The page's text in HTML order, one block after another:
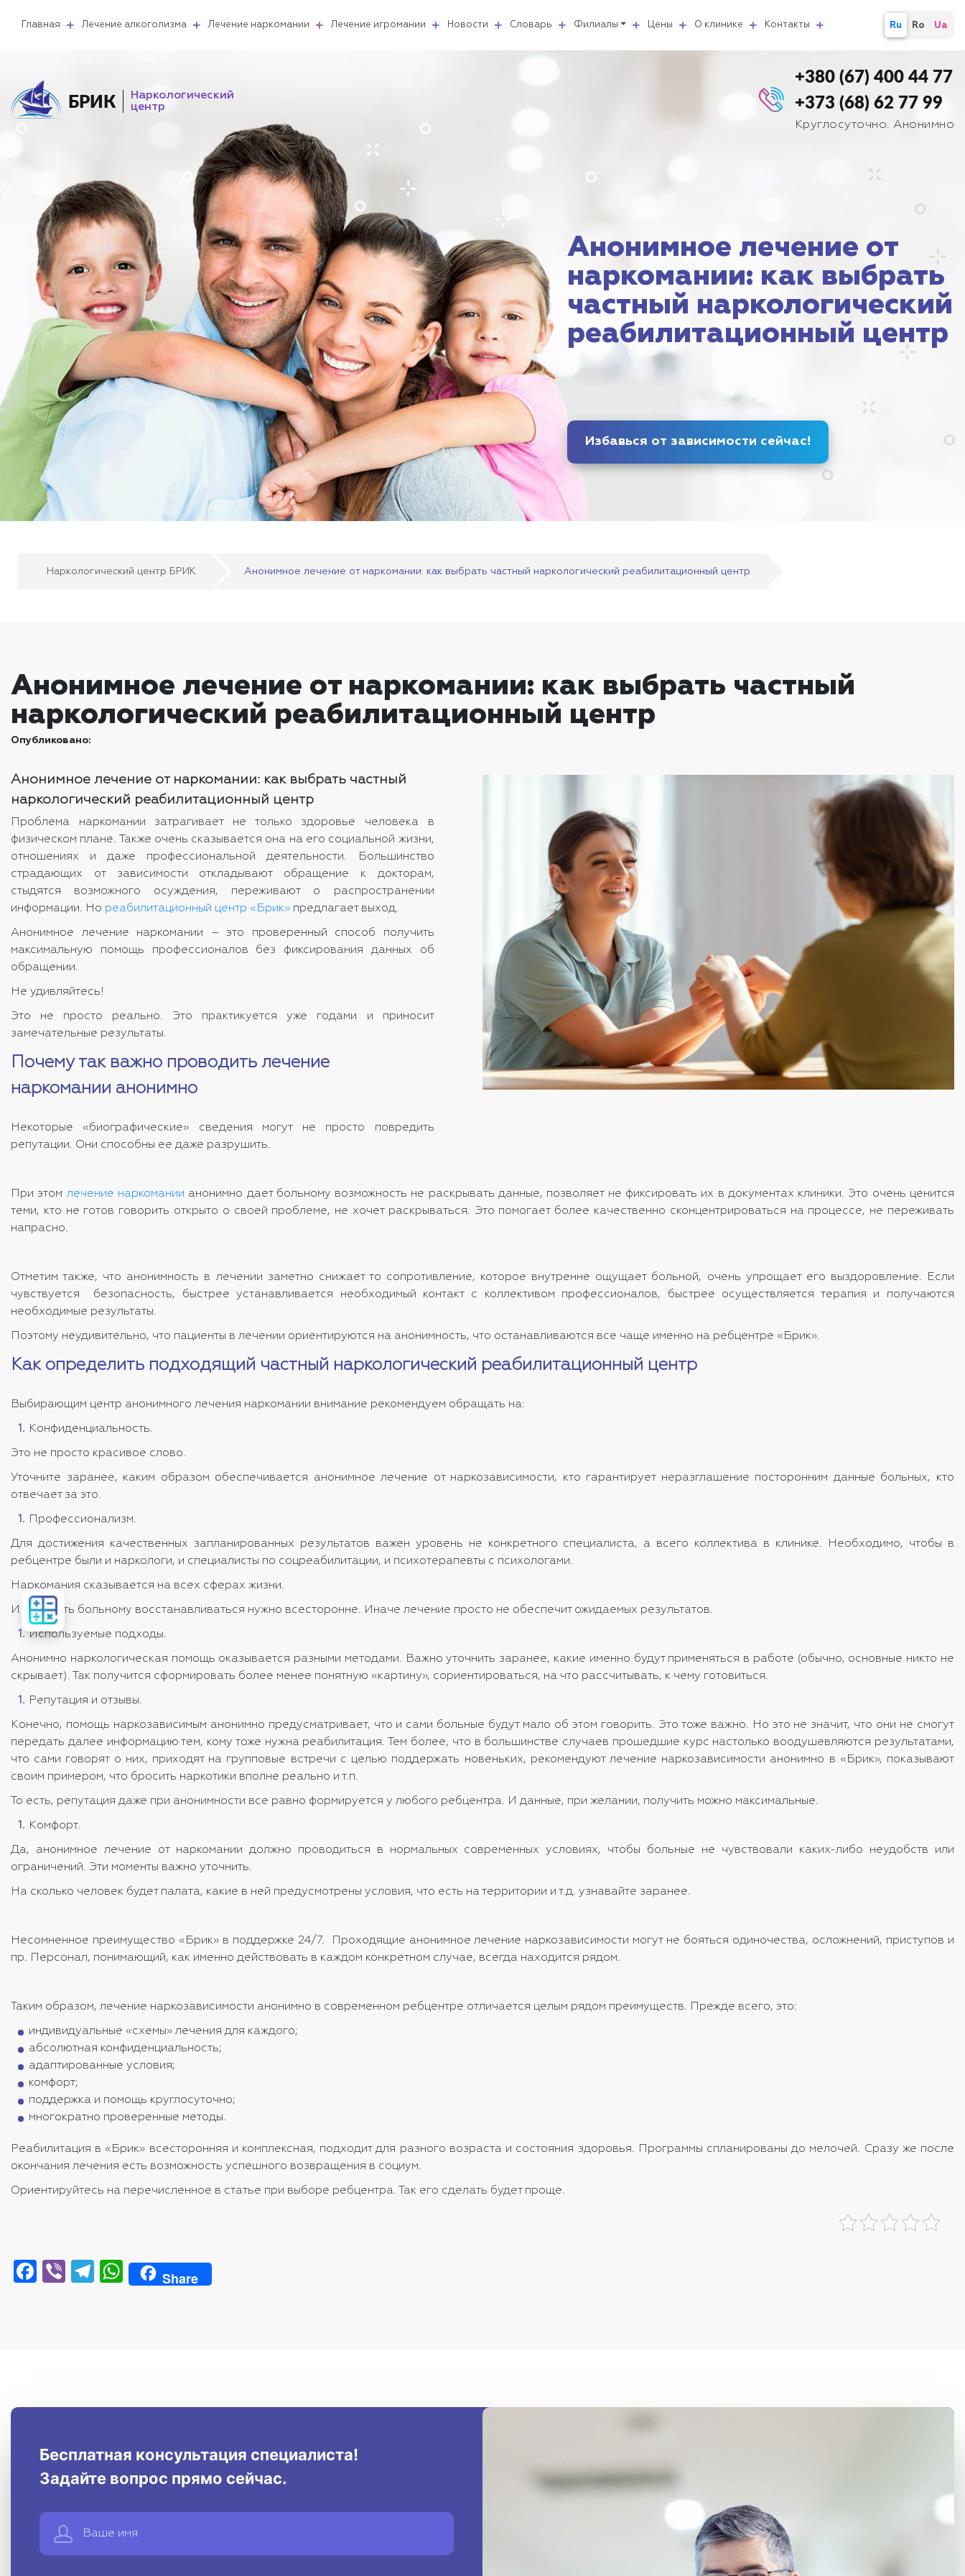
Главная Лечение алкоголизма Лечение наркомании Лечение игромании Новости Словарь Филиалы Цены О клинике Контакты Ru Ro Ua
БРИК
Наркологический
центр
+380 (67) 400 44 77
+373 (68) 62 77 99
Круглосуточно. Анонимно
Анонимное лечение от
наркомании: как выбрать
частный наркологический
реабилитационный центр
Избавься от зависимости сейчас!
Наркологический центр БРИК Анонимное лечение от наркомании: как выбрать частный наркологический реабилитационный центр
Анонимное лечение от наркомании: как выбрать частный
наркологический реабилитационный центр
Опубликовано:
Анонимное лечение от наркомании: как выбрать частный
наркологический реабилитационный центр
Проблема наркомании затрагивает не только здоровье человека в
физическом плане. Также очень сказывается она на его социальной жизни,
отношениях и даже профессиональной деятельности. Большинство
страдающих от зависимости откладывают обращение к докторам,
стыдятся возможного осуждения, переживают о распространении
информации. Но реабилитационный центр «Брик» предлагает выход.
Анонимное лечение наркомании – это проверенный способ получить
максимальную помощь профессионалов без фиксирования данных об
обращении.
Не удивляйтесь!
Это не просто реально. Это практикуется уже годами и приносит
замечательные результаты.
Почему так важно проводить лечение
наркомании анонимно
Некоторые «биографические» сведения могут не просто повредить
репутации. Они способны ее даже разрушить.
При этом лечение наркомании анонимно дает больному возможность не раскрывать данные, позволяет не фиксировать их в документах клиники. Это очень ценится
теми, кто не готов говорить открыто о своей проблеме, не хочет раскрываться. Это помогает более качественно сконцентрироваться на процессе, не переживать
напрасно.
Отметим также, что анонимность в лечении заметно снижает то сопротивление, которое внутренне ощущает больной, очень упрощает его выздоровление. Если
чувствуется безопасность, быстрее устанавливается необходимый контакт с коллективом профессионалов, быстрее осуществляется терапия и получаются
необходимые результаты.
Поэтому неудивительно, что пациенты в лечении ориентируются на анонимность, что останавливаются все чаще именно на ребцентре «Брик».
Как определить подходящий частный наркологический реабилитационный центр
Выбирающим центр анонимного лечения наркомании внимание рекомендуем обращать на:
Конфиденциальность.
Это не просто красивое слово.
Уточните заранее, каким образом обеспечивается анонимное лечение от наркозависимости, кто гарантирует неразглашение посторонним данные больных, кто
отвечает за это.
Профессионализм.
Для достижения качественных запланированных результатов важен уровень не конкретного специалиста, а всего коллектива в клинике. Необходимо, чтобы в
ребцентре были и наркологи, и специалисты по соцреабилитации, и психотерапевты с психологами.
Наркомания сказывается на всех сферах жизни.
И помогать больному восстанавливаться нужно всесторонне. Иначе лечение просто не обеспечит ожидаемых результатов.
Используемые подходы.
Анонимно наркологическая помощь оказывается разными методами. Важно уточнить заранее, какие именно будут применяться в работе (обычно, основные никто не
скрывает). Так получится сформировать более менее понятную «картину», сориентироваться, на что рассчитывать, к чему готовиться.
Репутация и отзывы.
Конечно, помощь наркозависимым анонимно предусматривает, что и сами больные будут мало об этом говорить. Это тоже важно. Но это не значит, что они не смогут
передать далее информацию тем, кому тоже нужна реабилитация. Тем более, что в большинстве случаев прошедшие курс настолько воодушевляются результатами,
что сами говорят о них, приходят на групповые встречи с целью поддержать новеньких, рекомендуют лечение наркозависимости анонимно в «Брик», показывают
своим примером, что бросить наркотики вполне реально и т.п.
То есть, репутация даже при анонимности все равно формируется у любого ребцентра. И данные, при желании, получить можно максимальные.
Комфорт.
Да, анонимное лечение от наркомании должно проводиться в нормальных современных условиях, чтобы больные не чувствовали каких-либо неудобств или
ограничений. Эти моменты важно уточнить.
На сколько человек будет палата, какие в ней предусмотрены условия, что есть на территории и т.д. узнавайте заранее.
Несомненное преимущество «Брик» в поддержке 24/7. Проходящие анонимное лечение наркозависимости могут не бояться одиночества, осложнений, приступов и
пр. Персонал, понимающий, как именно действовать в каждом конкретном случае, всегда находится рядом.
Таким образом, лечение наркозависимости анонимно в современном ребцентре отличается целым рядом преимуществ. Прежде всего, это:
индивидуальные «схемы» лечения для каждого;
абсолютная конфиденциальность;
адаптированные условия;
комфорт;
поддержка и помощь круглосуточно;
многократно проверенные методы.
Реабилитация в «Брик» всесторонняя и комплексная, подходит для разного возраста и состояния здоровья. Программы спланированы до мелочей. Сразу же после
окончания лечения есть возможность успешного возвращения в социум.
Ориентируйтесь на перечисленное в статье при выборе ребцентра. Так его сделать будет проще.
Facebook
ViberTelegram
WhatsApp
Share
Бесплатная консультация специалиста!
Задайте вопрос прямо сейчас.
стоимость